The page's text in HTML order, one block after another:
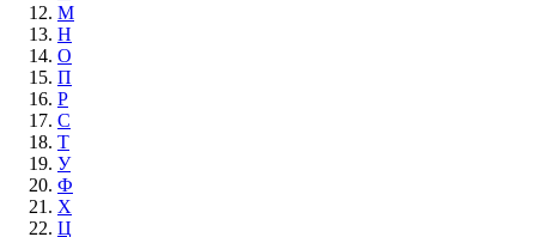
М
Н
О
П
Р
С
Т
У
Ф
Х
Ц